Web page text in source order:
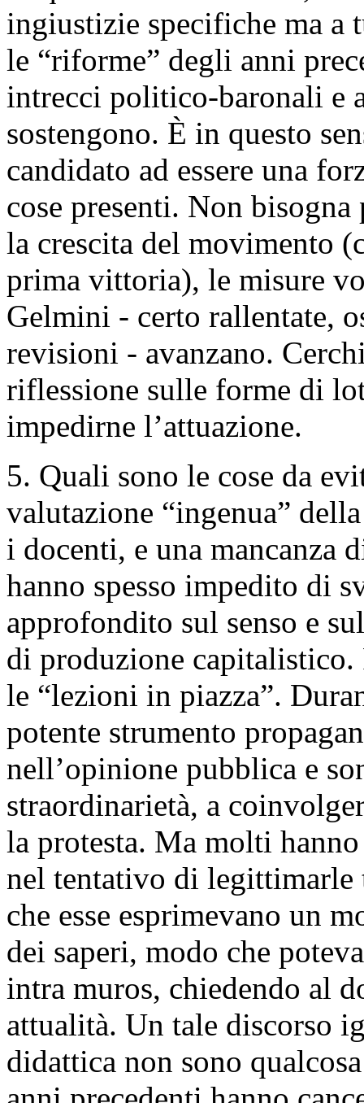
ingiustizie specifiche ma
le “riforme” degli anni
intrecci politico-baronali e
sostengono. È in questo
candidato ad essere una
cose presenti. Non
la crescita del movimento
prima vittoria), le misure
Gelmini - certo rallentate,
revisioni - avanzano.
riflessione sulle forme di
impedirne l’attuazione.
5. Quali sono le cose da
valutazione “ingenua”
i docenti, e una mancanza
hanno spesso impedito di
approfondito sul senso e
di produzione capitalistico.
le “lezioni in piazza”.
potente strumento
nell’opinione pubblica e
straordinarietà, a
la protesta. Ma molti
nel tentativo di legittimarle
che esse esprimevano un
dei saperi, modo che
intra muros, chiedendo al
attualità. Un tale discorso
didattica non sono